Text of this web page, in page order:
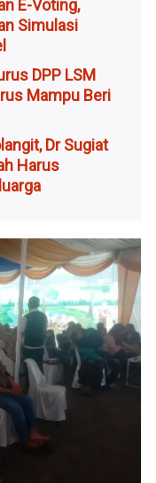
E-Voting,
Simulasi
DPP LSM
Mampu Beri
Dr Sugiat
Harus